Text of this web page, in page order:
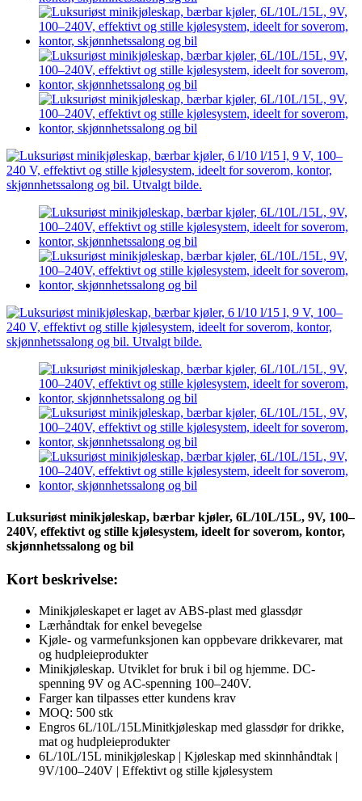
Luksuriøst minikjøleskap, bærbar kjøler, 6L/10L/15L, 9V, 100–
240V, effektivt og stille kjølesystem, ideelt for soverom, kontor,
skjønnhetssalong og bil
Kort beskrivelse:
Minikjøleskapet er laget av ABS-plast med glassdør
Lærhåndtak for enkel bevegelse
Kjøle- og varmefunksjonen kan oppbevare drikkevarer, mat
og hudpleieprodukter
Minikjøleskap. Utviklet for bruk i bil og hjemme. DC-
spenning 9V og AC-spenning 100–240V.
Farger kan tilpasses etter kundens krav
MOQ: 500 stk
Engros 6L/10L/15LMinitkjøleskap med glassdør for drikke,
mat og hudpleieprodukter
6L/10L/15L minikjøleskap | Kjøleskap med skinnhåndtak |
9V/100–240V | Effektivt og stille kjølesystem